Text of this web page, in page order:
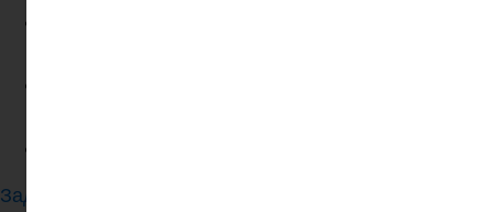
Задать вопрос юристу